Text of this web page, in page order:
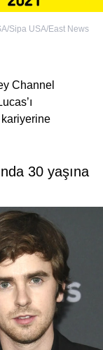
Sipa USA/East News
Channel
kariyerine
30 yaşına